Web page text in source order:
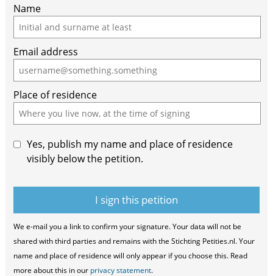
Name
Email address
Place of residence
Yes, publish my name and place of residence
visibly below the petition.
We e-mail you a link to confirm your signature. Your data will not be
shared with third parties and remains with the Stichting Petities.nl. Your
name and place of residence will only appear if you choose this. Read
more about this in our privacy statement.